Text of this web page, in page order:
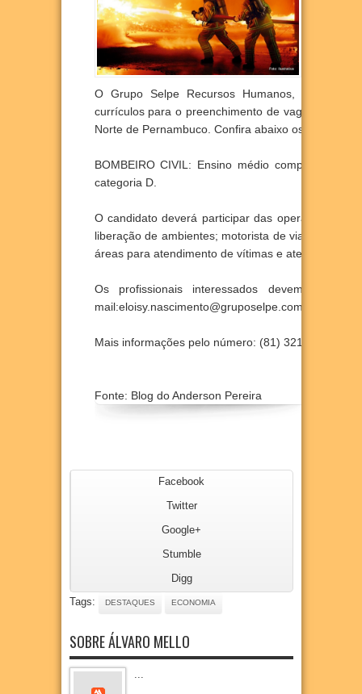
O Grupo Selpe Recursos Humanos, empresa
currículos para o preenchimento de vagas de
Norte de Pernambuco. Confira abaixo os
BOMBEIRO CIVIL: Ensino médio completo,
categoria D.
O candidato deverá participar das operações de
liberação de ambientes; motorista de viatura de
áreas para atendimento de vítimas e atendimento
Os profissionais interessados devem
mail:eloisy.nascimento@gruposelpe.com.br
Mais informações pelo número: (81) 3213-0354.
Fonte: Blog do Anderson Pereira
Facebook
Twitter
Google+
Stumble
Digg
Tags:
DESTAQUES ECONOMIA
SOBRE ÁLVARO MELLO
...